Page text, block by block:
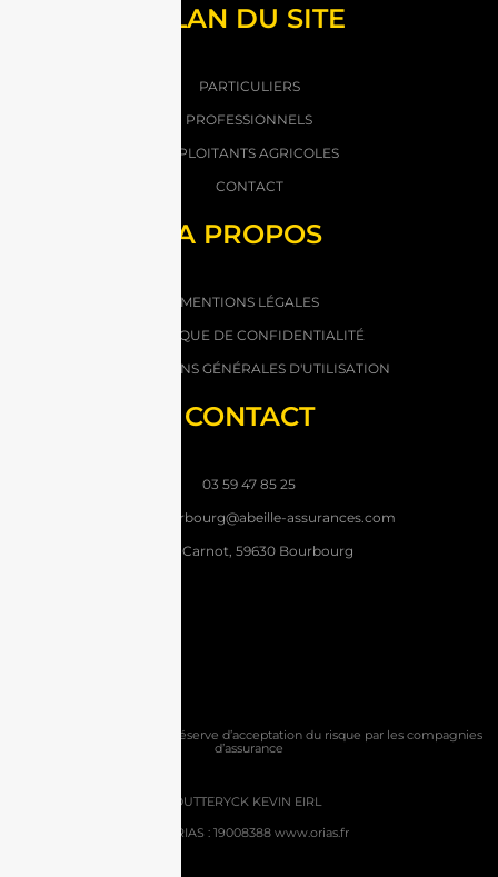
PLAN DU SITE
PARTICULIERS
PROFESSIONNELS
EXPLOITANTS AGRICOLES
CONTACT
A PROPOS
MENTIONS LÉGALES
POLITIQUE DE CONFIDENTIALITÉ
CONDITIONS GÉNÉRALES D'UTILISATION
CONTACT
03 59 47 85 25
agencebourbourg@abeille-assurances.com
6 rue Carnot, 59630 Bourbourg
Toutes les offres sont sous réserve d’acceptation du risque par les compagnies
d’assurance
OUTTERYCK KEVIN EIRL
n° ORIAS : 19008388 www.orias.fr